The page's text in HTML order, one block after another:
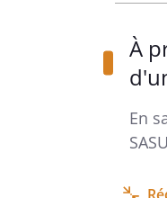
À
En
SASU